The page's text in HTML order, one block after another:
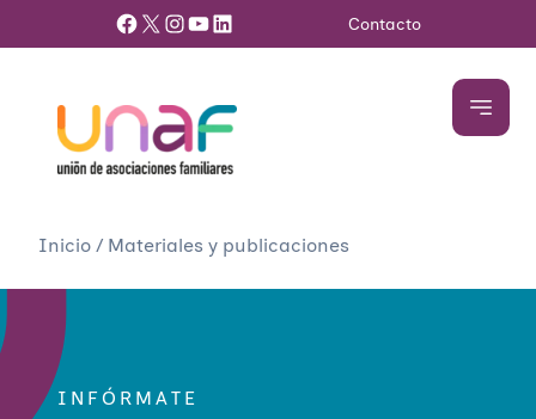
Facebook X InstagramYouTube LinkedIn Contacto
Inicio / Materiales y publicaciones
INFÓRMATE